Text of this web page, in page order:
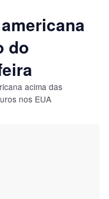
do
acima das
nos EUA